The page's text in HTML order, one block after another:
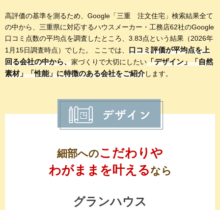
高評価の基準を測るため、Google「三重 注文住宅」検索結果全て
の中から、三重県に対応するハウスメーカー・工務店62社のGoogle
口コミ点数の平均点を調査したところ、3.83点という結果（2026年
1月15日調査時点）でした。 ここでは、 口コミ評価が平均点を上
回る会社の中から、家づくりで大切にしたい「デザイン」「自然
素材」「性能」に特徴のある会社をご紹介します。
細部へのこだわりや
わがままを叶えるなら
グランハウス